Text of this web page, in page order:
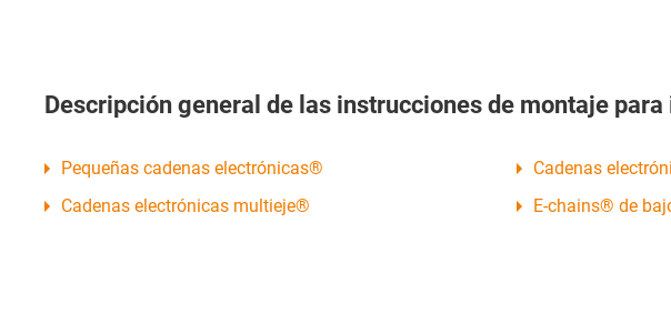
Descripción general de las instrucciones de montaje
Pequeñas cadenas electrónicas® Cadenas
Cadenas electrónicas multieje®
E-chains® de